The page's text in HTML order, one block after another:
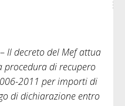
–Il decreto del Mef attua
procedura di recupero
2011 per importi di
di dichiarazione entro